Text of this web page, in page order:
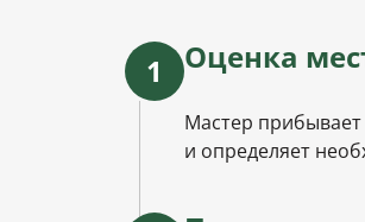
1 Оценка
Мастер прибывает
и определяет